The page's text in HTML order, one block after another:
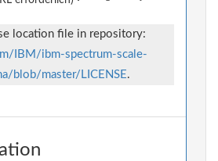
location file in repository:
IBM/ibm-spectrum-scale-
blob/master/LICENSE.